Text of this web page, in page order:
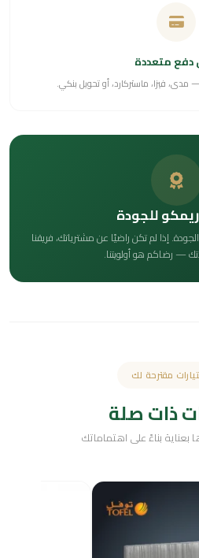
متعددة
مدى، فيزا، ماستركارد، أو تحويل بنكي.
للجودة
إذا لم تكن راضيًا عن مشترياتك، فريقنا
— رضاكم هو أولويتنا.
مقترحة لك
ذات صلة
بعناية بناءً على اهتماماتك